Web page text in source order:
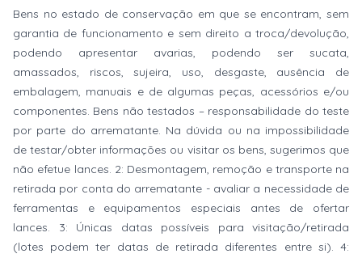
Bens no estado de conservação em que se encontram, sem
garantia de funcionamento e sem direito a troca/devolução,
podendo apresentar avarias, podendo ser sucata,
amassados, riscos, sujeira, uso, desgaste, ausência de
embalagem, manuais e de algumas peças, acessórios e/ou
componentes. Bens não testados – responsabilidade do teste
por parte do arrematante. Na dúvida ou na impossibilidade
de testar/obter informações ou visitar os bens, sugerimos que
não efetue lances. 2: Desmontagem, remoção e transporte na
retirada por conta do arrematante - avaliar a necessidade de
ferramentas e equipamentos especiais antes de ofertar
lances. 3: Únicas datas possíveis para visitação/retirada
(lotes podem ter datas de retirada diferentes entre si). 4: